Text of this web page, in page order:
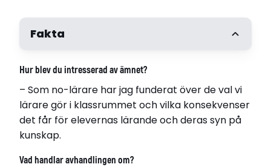
Fakta
Malena Lidar
Född 1973
i Uppsala
Disputerade
2010-05-07
vid Uppsala universitet med avhandlingen:
Hur blev du intresserad av ämnet?
– Som no-lärare har jag funderat över de val vi
lärare gör i klassrummet och vilka konsekvenser
det får för elevernas lärande och deras syn på
kunskap.
Vad handlar avhandlingen om?